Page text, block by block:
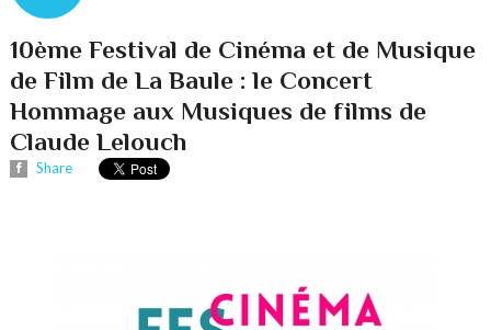
10ème Festival de Cinéma et de Musique
de Film de La Baule : le Concert
Hommage aux Musiques de films de
Claude Lelouch
Share